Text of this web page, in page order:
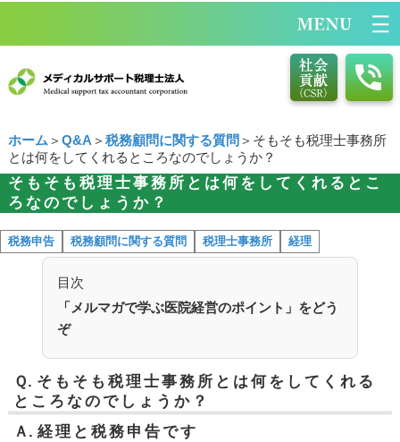
ホーム ＞ Q&A ＞ 税務顧問に関する質問 ＞そもそも税理士事務所
とは何をしてくれるところなのでしょうか？
そもそも税理士事務所とは何をしてくれるとこ
ろなのでしょうか？
税務申告 税務顧問に関する質問 税理士事務所 経理
目次
「メルマガで学ぶ医院経営のポイント」をどう
ぞ
Ｑ. そもそも税理士事務所とは何をしてくれる
ところなのでしょうか？
Ａ. 経理と税務申告です